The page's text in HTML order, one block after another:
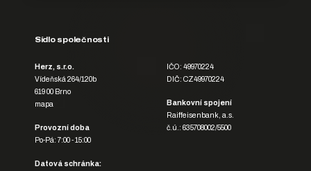
Sídlo společnosti
Herz, s.r.o.
Vídeňská 264/120b
619 00 Brno
mapa
Provozní doba
Po-Pá: 7:00 - 15:00
IČO: 49970224
DIČ: CZ49970224
Bankovní spojení
Raiffeisenbank, a.s.
č.ú.: 635708002/5500
Datová schránka: